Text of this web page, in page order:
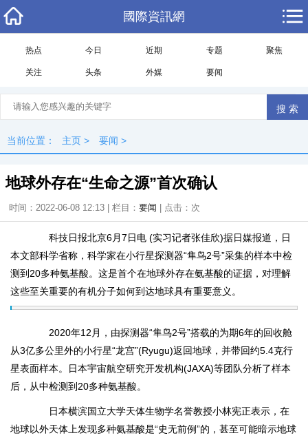
國際資訊網
热点 今日 近期 专题 聚焦
关注 头条 外媒 要闻
当前位置： 主页 > 要闻 >
地球外存在“生命之源”首次确认
时间：2022-06-08 12:13 | 栏目： 要闻 | 点击： 次
科技日报北京6月7日电 (实习记者张佳欣)据日媒报道，日
本文部科学省称，科学家在小行星探测器“隼鸟2号”采集的样本中检
测到20多种氨基酸。这是首个在地球外存在氨基酸的证据，对理解
这些至关重要的有机分子如何到达地球具有重要意义。
2020年12月，由探测器“隼鸟2号”搭载的为期6年的回收舱
从3亿多公里外的小行星“龙宫”(Ryugu)返回地球，并带回约5.4克行
星表面样本。日本宇宙航空研究开发机构(JAXA)等团队分析了样本
后，从中检测到20多种氨基酸。
日本横滨国立大学天体生物学名誉教授小林宪正表示，在
地球以外天体上发现多种氨基酸是“史无前例”的，甚至可能暗示地球